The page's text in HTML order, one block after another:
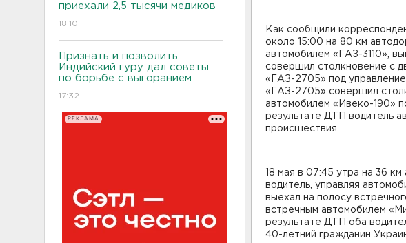
приехали 2,5 тысячи медиков
18:10
Признать и позволить.
Индийский гуру дал советы
по борьбе с выгоранием
17:32
РЕКЛАМА
Как сообщили
около 15:00 на 80 км
автомобилем «ГАЗ-3110»,
совершил столкновение с
«ГАЗ-2705» под
«ГАЗ-2705» совершил
автомобилем «Ивеко-190»
результате ДТП водитель
происшествия.
18 мая в 07:45 утра на 36
водитель, управляя
выехал на полосу
встречным автомобилем
результате ДТП оба
40-летний гражданин